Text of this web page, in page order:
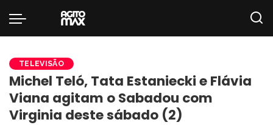
TELEVISÃO
Michel Teló, Tata Estaniecki e Flávia
Viana agitam o Sabadou com
Virginia deste sábado (2)